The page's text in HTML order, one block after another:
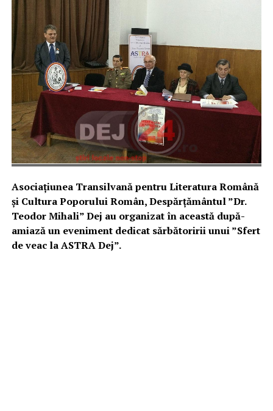
Asociațiunea Transilvană pentru Literatura Română
și Cultura Poporului Român, Despărțământul ”Dr.
Teodor Mihali” Dej au organizat în această după-
amiază un eveniment dedicat sărbătoririiunui ”Sfert
de veac la ASTRA Dej”.